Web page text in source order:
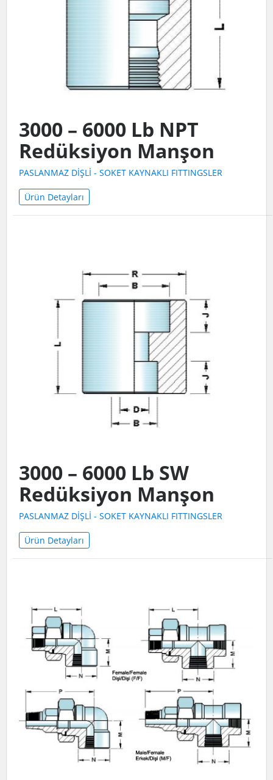
3000 – 6000 Lb NPT
Redüksiyon Manşon
PASLANMAZ DİŞLİ - SOKET KAYNAKLI FITTINGSLER
Ürün Detayları
3000 – 6000 Lb SW
Redüksiyon Manşon
PASLANMAZ DİŞLİ - SOKET KAYNAKLI FITTINGSLER
Ürün Detayları